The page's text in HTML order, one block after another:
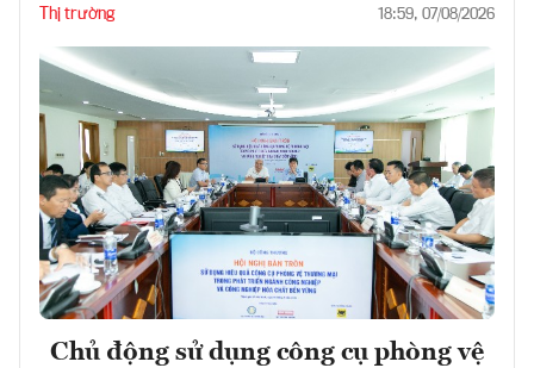
Thị trường 18:59, 07/08/2026
Chủ động sử dụng công cụ phòng vệ